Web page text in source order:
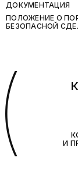
ДОКУМЕНТАЦИЯ
ПОЛОЖЕНИЕ О
БЕЗОПАСНОЙ
И